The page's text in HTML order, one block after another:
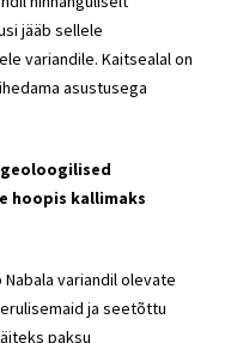
jääb sellele
variandile. Kaitsealal on
asustusega
hoopis kallimaks
Nabala variandil olevate
ja seetõttu
paksu